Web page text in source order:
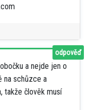
a nejde jen o
na schůzce a
takže člověk musí
odpověď